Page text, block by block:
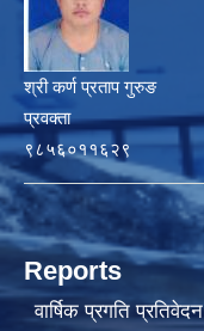
श्री कर्ण प्रताप गुरुङ
प्रवक्ता
९८५६०११६२९
Reports
वार्षिक प्रगति प्रतिवेदन